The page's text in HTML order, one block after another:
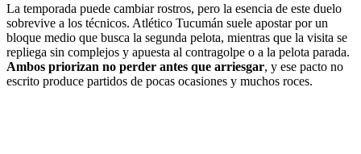
La temporada puede cambiar rostros, pero la esencia de este duelo
sobrevive a los técnicos. Atlético Tucumán suele apostar por un
bloque medio que busca la segunda pelota, mientras que la visita se
repliega sin complejos y apuesta al contragolpe o a la pelota parada.
Ambos priorizan no perder antes que arriesgar, y ese pacto no
escrito produce partidos de pocas ocasiones y muchos roces.